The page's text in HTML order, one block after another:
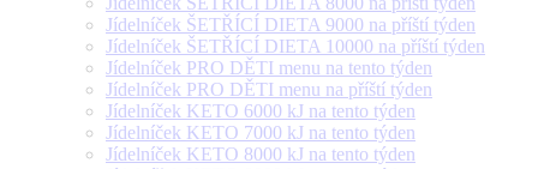
Jídelníček ŠETŘÍCÍ DIETA 9000 na příští týden
Jídelníček ŠETŘÍCÍ DIETA 10000 na příští týden
Jídelníček PRO DĚTI menu na tento týden
Jídelníček PRO DĚTI menu na příští týden
Jídelníček KETO 6000 kJ na tento týden
Jídelníček KETO 7000 kJ na tento týden
Jídelníček KETO 8000 kJ na tento týden